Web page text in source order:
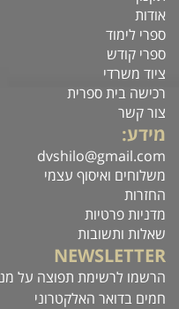
אודות
ספרי לימוד
ספרי קודש
ציוד משרדי
רכישה בית ספרית
צור קשר
מידע:
dvshilo@gmail.com
משלוחים ואיסוף עצמי
החזרות
מדניות פרטיות
שאלות ותשובות
NEWSLETTER
הרשמו לרשימת תפוצה על
חמים בדואר האלקטרוני